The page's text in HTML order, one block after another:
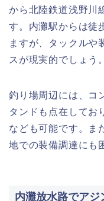
から北陸鉄道浅野川
す。内灘駅からは徒
ますが、タックルや
スが現実的でしょう。
釣り場周辺には、コ
タンドも点在してお
なども可能です。ま
地での装備調達にも
内灘放水路でアジ